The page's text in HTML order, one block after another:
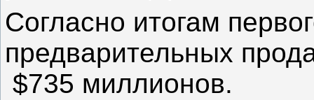
Согласно итогам
предварительных
$735 миллионов.